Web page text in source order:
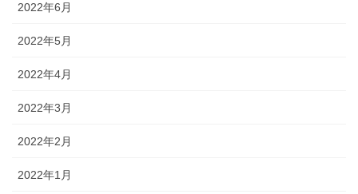
2022年6月
2022年5月
2022年4月
2022年3月
2022年2月
2022年1月